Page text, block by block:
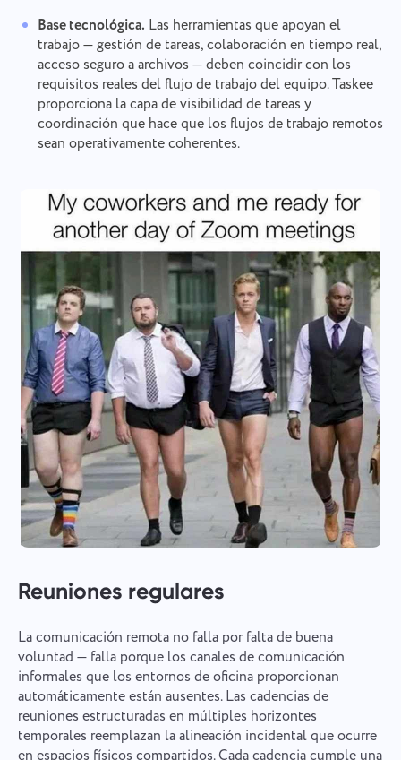
Base tecnológica. Las herramientas que apoyan el
trabajo — gestión de tareas, colaboración en tiempo real,
acceso seguro a archivos — deben coincidir con los
requisitos reales del flujo de trabajo del equipo. Taskee
proporciona la capa de visibilidad de tareas y
coordinación que hace que los flujos de trabajo remotos
sean operativamente coherentes.
Reuniones regulares
La comunicación remota no falla por falta de buena
voluntad — falla porque los canales de comunicación
informales que los entornos de oficina proporcionan
automáticamente están ausentes. Las cadencias de
reuniones estructuradas en múltiples horizontes
temporales reemplazan la alineación incidental que ocurre